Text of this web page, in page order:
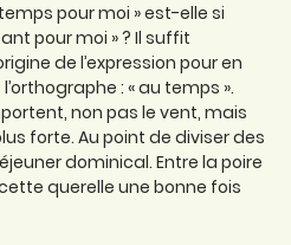
pour moi » est-elle si
pour moi » ? Il suffit
de l’expression pour en
: « au temps ».
non pas le vent, mais
forte. Au point de diviser des
dominical. Entre la poire
querelle une bonne fois